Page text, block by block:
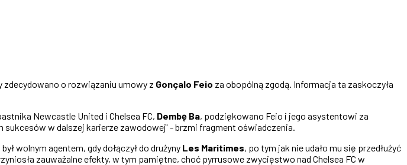
zdecydowano o rozwiązaniu umowy z Gonçalo Feio za obopólną zgodą. Informacja ta zaskoczyła
Newcastle United i Chelsea FC, Dembę Ba, podziękowano Feio i jego asystentowi za
w dalszej karierze zawodowej' - brzmi fragment oświadczenia.
wolnym agentem, gdy dołączył do drużyny Les Maritimes, po tym jak nie udało mu się przedłużyć
zauważalne efekty, w tym pamiętne, choć pyrrusowe zwycięstwo nad Chelsea FC w